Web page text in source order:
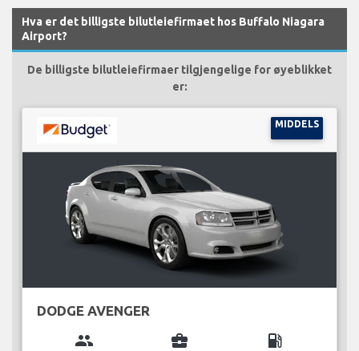
Hva er det billigste bilutleiefirmaet hos Buffalo Niagara
Airport?
De billigste bilutleiefirmaer tilgjengelige for øyeblikket
er:
MIDDELS
DODGE AVENGER
group business_center local_gas_station